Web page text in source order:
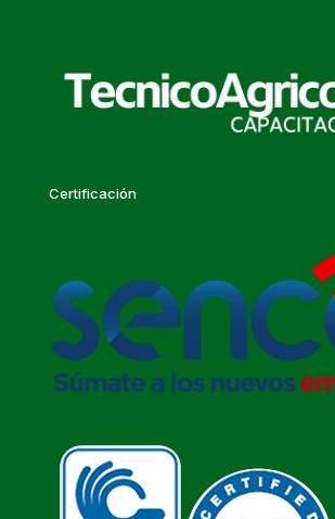
Certificación